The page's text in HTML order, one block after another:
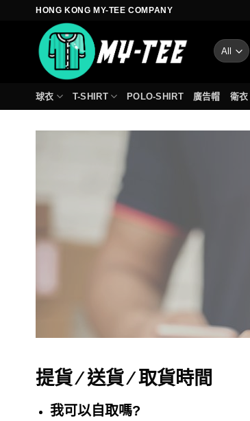
HONG KONG MY-TEE COMPANY
球衣 T-SHIRT POLO-SHIRT 廣告帽 衛衣
提貨 ⁄ 送貨 ⁄ 取貨時間
我可以自取嗎?